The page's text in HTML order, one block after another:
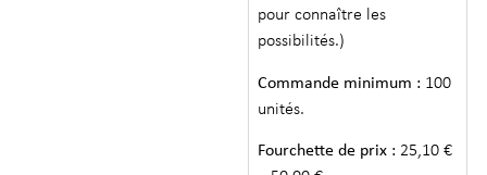
pour connaître les
possibilités.)
Commande minimum : 100
unités.
Fourchette de prix : 25,10 €